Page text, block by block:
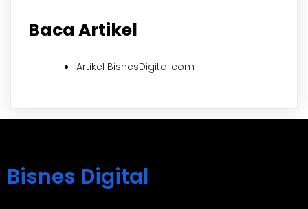
Baca Artikel
Artikel BisnesDigital.com
Bisnes Digital